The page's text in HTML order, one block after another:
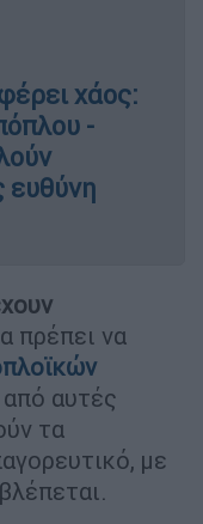
χάος:
-
ευθύνη
πρέπει να
αυτές
τα
με